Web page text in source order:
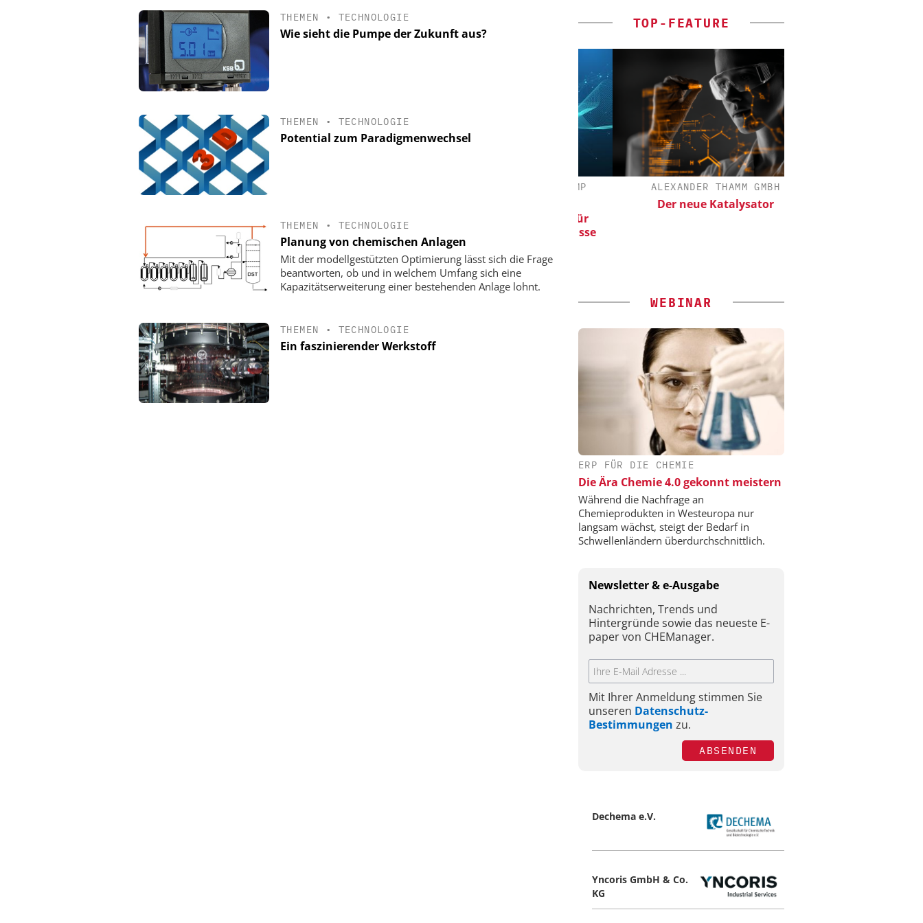
THEMEN • TECHNOLOGIE
Wie sieht die Pumpe der Zukunft aus?
THEMEN • TECHNOLOGIE
Potential zum Paradigmenwechsel
THEMEN • TECHNOLOGIE
Planung von chemischen Anlagen
Mit der modellgestützten Optimierung lässt sich die Frage
beantworten, ob und in welchem Umfang sich eine
Kapazitätserweiterung einer bestehenden Anlage lohnt.
THEMEN • TECHNOLOGIE
Ein faszinierender Werkstoff
TOP-FEATURE
FETTE COMPACTING GMBH
Visualisierung von Daten für
wissenschaftliche Erkenntnisse
ALEXANDER THAMM GMBH
Der neue Katalysator
WEBINAR
ERP FÜR DIE CHEMIE
Die Ära Chemie 4.0 gekonnt meistern
Während die Nachfrage an
Chemieprodukten in Westeuropa nur
langsam wächst, steigt der Bedarf in
Schwellenländern überdurchschnittlich.
Newsletter & e-Ausgabe
Nachrichten, Trends und
Hintergründe sowie das neueste E-
paper von CHEManager.
Mit Ihrer Anmeldung stimmen Sie
unseren Datenschutz-
Bestimmungen zu.
ABSENDEN
Dechema e.V.
Yncoris GmbH & Co.
KG